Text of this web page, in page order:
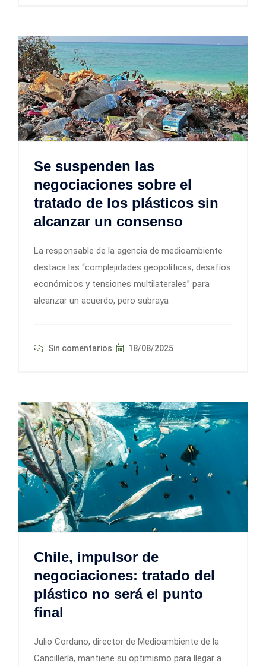
Se suspenden las
negociaciones sobre el
tratado de los plásticos sin
alcanzar un consenso
La responsable de la agencia de medioambiente
destaca las “complejidades geopolíticas, desafíos
económicos y tensiones multilaterales” para
alcanzar un acuerdo, pero subraya
Sin comentarios 18/08/2025
Chile, impulsor de
negociaciones: tratado del
plástico no será el punto
final
Julio Cordano, director de Medioambiente de la
Cancillería, mantiene su optimismo para llegar a